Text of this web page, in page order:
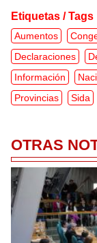
Etiquetas / Tags
Aumentos
Declaraciones
Información
Provincias
Sida
OTRAS